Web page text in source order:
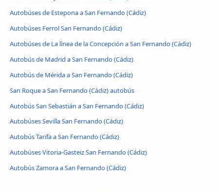
Autobúses de Estepona a San Fernando (Cádiz)
Autobúses Ferrol San Fernando (Cádiz)
Autobúses de La línea de la Concepción a San Fernando (Cádiz)
Autobús de Madrid a San Fernando (Cádiz)
Autobús de Mérida a San Fernando (Cádiz)
San Roque a San Fernando (Cádiz) autobús
Autobús San Sebastián a San Fernando (Cádiz)
Autobúses Sevilla San Fernando (Cádiz)
Autobús Tarifa a San Fernando (Cádiz)
Autobúses Vitoria-Gasteiz San Fernando (Cádiz)
Autobús Zamora a San Fernando (Cádiz)